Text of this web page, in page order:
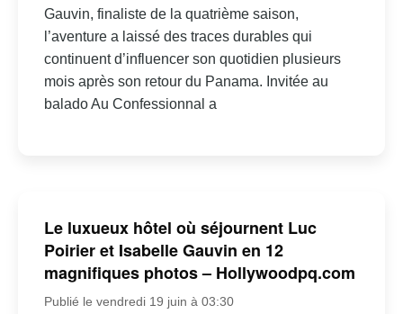
Gauvin, finaliste de la quatrième saison,
l’aventure a laissé des traces durables qui
continuent d’influencer son quotidien plusieurs
mois après son retour du Panama. Invitée au
balado Au Confessionnal a
Le luxueux hôtel où séjournent Luc
Poirier et Isabelle Gauvin en 12
magnifiques photos – Hollywoodpq.com
Publié le vendredi 19 juin à 03:30